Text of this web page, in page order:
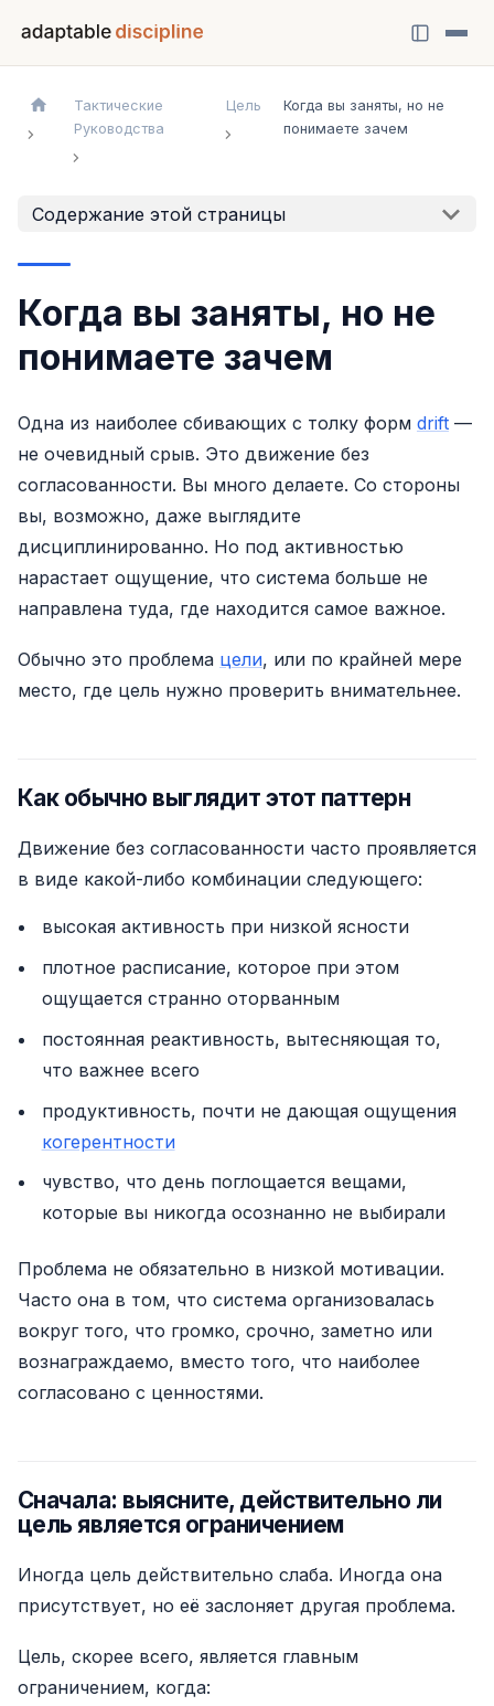
Тактические
Руководства
Цель
Когда вы заняты, но не
понимаете зачем
Содержание этой страницы
Когда вы заняты, но не
понимаете зачем
Одна из наиболее сбивающих с толку форм drift —
не очевидный срыв. Это движение без
согласованности. Вы много делаете. Со стороны
вы, возможно, даже выглядите
дисциплинированно. Но под активностью
нарастает ощущение, что система больше не
направлена туда, где находится самое важное.
Обычно это проблема цели, или по крайней мере
место, где цель нужно проверить внимательнее.
Как обычно выглядит этот паттерн
Движение без согласованности часто проявляется
в виде какой-либо комбинации следующего:
высокая активность при низкой ясности
плотное расписание, которое при этом
ощущается странно оторванным
постоянная реактивность, вытесняющая то,
что важнее всего
продуктивность, почти не дающая ощущения
когерентности
чувство, что день поглощается вещами,
которые вы никогда осознанно не выбирали
Проблема не обязательно в низкой мотивации.
Часто она в том, что система организовалась
вокруг того, что громко, срочно, заметно или
вознаграждаемо, вместо того, что наиболее
согласовано с ценностями.
Сначала: выясните, действительно ли
цель является ограничением
Иногда цель действительно слаба. Иногда она
присутствует, но её заслоняет другая проблема.
Цель, скорее всего, является главным
ограничением, когда: